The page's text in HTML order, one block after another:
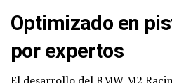
Optimizado en
por expertos
El desarrollo del BMW M2